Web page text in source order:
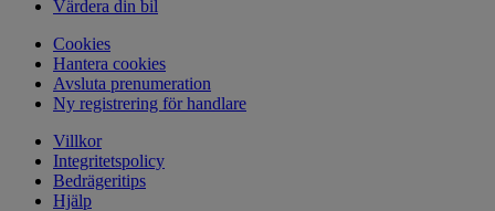
Värdera din bil
Cookies
Hantera cookies
Avsluta prenumeration
Ny registrering för handlare
Villkor
Integritetspolicy
Bedrägeritips
Hjälp